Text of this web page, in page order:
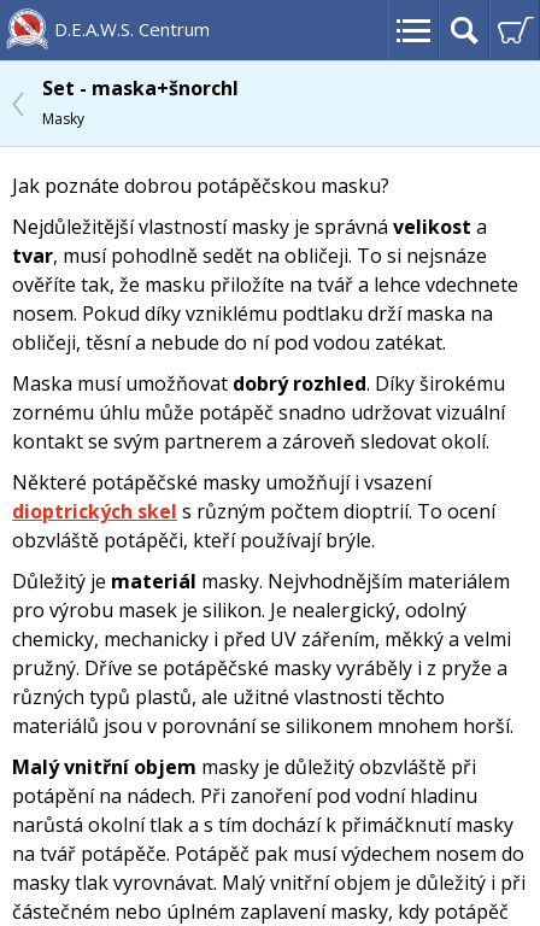
D.E.A.W.S. Centrum
Set - maska+šnorchl
Masky
Jak poznáte dobrou potápěčskou masku?
Nejdůležitější vlastností masky je správná velikost a
tvar, musí pohodlně sedět na obličeji. To si nejsnáze
ověříte tak, že masku přiložíte na tvář a lehce vdechnete
nosem. Pokud díky vzniklému podtlaku drží maska na
obličeji, těsní a nebude do ní pod vodou zatékat.
Maska musí umožňovat dobrý rozhled. Díky širokému
zornému úhlu může potápěč snadno udržovat vizuální
kontakt se svým partnerem a zároveň sledovat okolí.
Některé potápěčské masky umožňují i vsazení
dioptrických skel s různým počtem dioptrií. To ocení
obzvláště potápěči, kteří používají brýle.
Důležitý je materiál masky. Nejvhodnějším materiálem
pro výrobu masek je silikon. Je nealergický, odolný
chemicky, mechanicky i před UV zářením, měkký a velmi
pružný. Dříve se potápěčské masky vyráběly i z pryže a
různých typů plastů, ale užitné vlastnosti těchto
materiálů jsou v porovnání se silikonem mnohem horší.
Malý vnitřní objem masky je důležitý obzvláště při
potápění na nádech. Při zanoření pod vodní hladinu
narůstá okolní tlak a s tím dochází k přimáčknutí masky
na tvář potápěče. Potápěč pak musí výdechem nosem do
masky tlak vyrovnávat. Malý vnitřní objem je důležitý i při
částečném nebo úplném zaplavení masky, kdy potápěč